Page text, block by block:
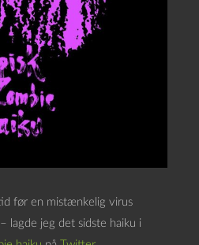
før en mistænkelig virus
lagde jeg det sidste haiku i